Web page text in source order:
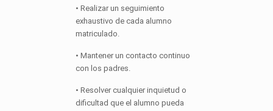
• Realizar un seguimiento
exhaustivo de cada alumno
matriculado.
• Mantener un contacto continuo
con los padres.
• Resolver cualquier inquietud o
dificultad que el alumno pueda